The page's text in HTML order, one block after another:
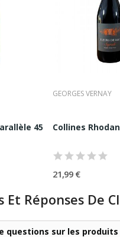
45 Blanc 2024 Paul...
GEORGES VERNAY
Collines
21,99 €
Réponses De
questions sur les produits